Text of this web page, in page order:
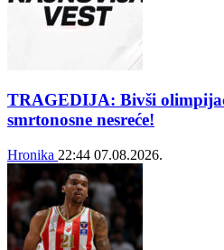
TRAGEDIJA: Bivši
smrtonosne nesreće!
Hronika 22:44 07.08.2026.